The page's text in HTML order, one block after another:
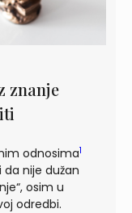
znanje
odnosima1
da nije dužan
osim u
odredbi.